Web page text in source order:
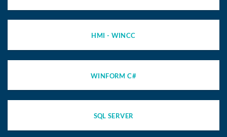
HMI - WINCC
WINFORM C#
SQL SERVER